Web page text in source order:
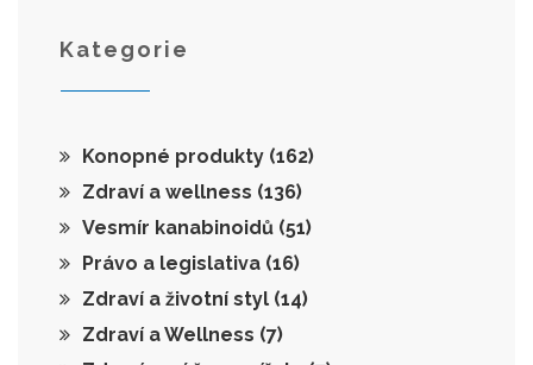
Kategorie
Konopné produkty (162)
Zdraví a wellness (136)
Vesmír kanabinoidů (51)
Právo a legislativa (16)
Zdraví a životní styl (14)
Zdraví a Wellness (7)